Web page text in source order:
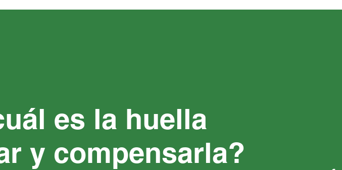
es la huella
y compensarla?